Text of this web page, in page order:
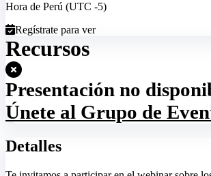
Hora de Perú (UTC -5)
Regístrate para ver
Recursos
Presentación no
Únete al Grupo de
Detalles